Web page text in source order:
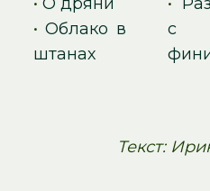
• Облако в
штанах
с
Текст: